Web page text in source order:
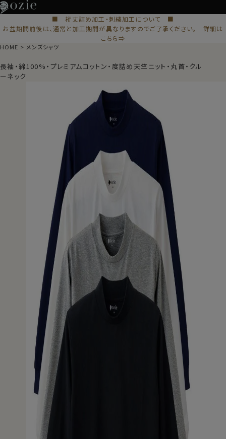
■ 裄丈詰め加工・刺繍加工について ■
お盆期間前後は、通常と加工期間が異なりますのでご了承ください。 詳細は
こちら⇒
HOME メンズシャツ
長袖・綿100%・プレミアムコットン・度詰め天竺ニット・丸首・クル
ーネック